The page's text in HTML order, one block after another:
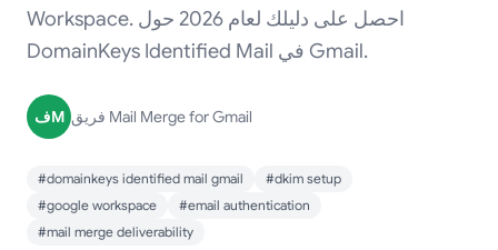
Workspace. احصل على دليلك لعام 2026 حول
DomainKeys Identified Mail في Gmail.
فM فريق Mail Merge for Gmail
#domainkeys identified mail gmail
#dkim setup
#google workspace
#email authentication
#mail merge deliverability